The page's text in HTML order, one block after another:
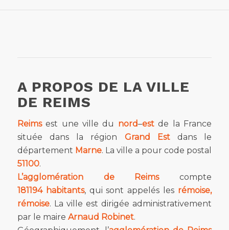
A PROPOS DE LA VILLE
DE REIMS
Reimsest une ville du nord–estde la France
située dans la région Grand Estdans le
département Marne. La ville a pour code postal
51100.
L’agglomération de Reimscompte
181194habitants, qui sont appelés les rémoise,
rémoise. La ville est dirigée administrativement
par le maire Arnaud Robinet.